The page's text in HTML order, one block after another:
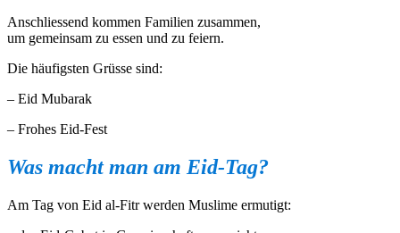
Anschliessend kommen Familien zusammen,
um gemeinsam zu essen und zu feiern.
Die häufigsten Grüsse sind:
– Eid Mubarak
– Frohes Eid-Fest
Was machtman am Eid-Tag?
Am Tag von Eid al-Fitr werden Muslime ermutigt: